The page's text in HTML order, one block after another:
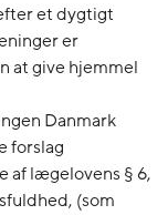
et dygtigt
er
at give hjemmel
Danmark
forslag
af lægelovens § 6,
(som